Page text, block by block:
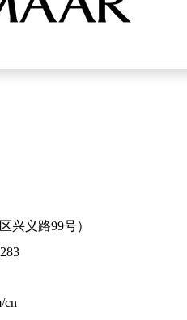
兴义路99号）
cn